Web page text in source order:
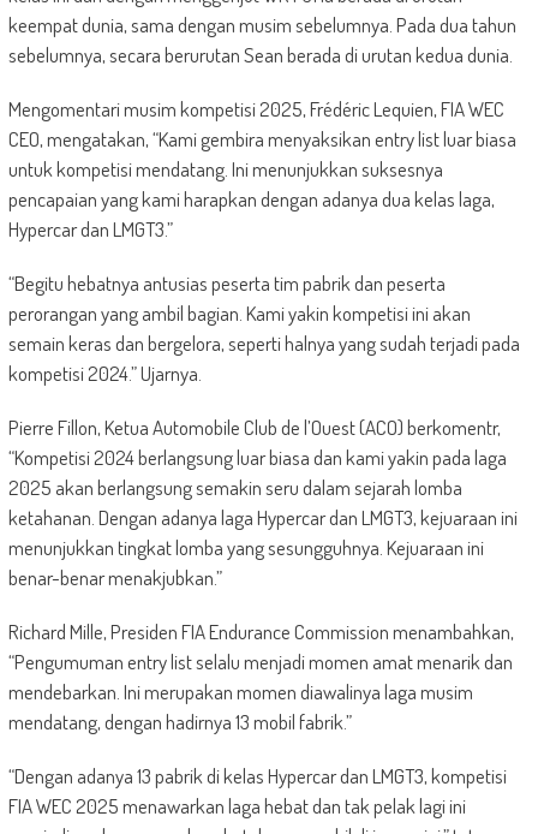
keempat dunia, sama dengan musim sebelumnya. Pada dua tahun
sebelumnya, secara berurutan Sean berada di urutan kedua dunia.
Mengomentari musim kompetisi 2025, Frédéric Lequien, FIA WEC
CEO, mengatakan, “Kami gembira menyaksikan entry list luar biasa
untuk kompetisi mendatang. Ini menunjukkan suksesnya
pencapaian yang kami harapkan dengan adanya dua kelas laga,
Hypercar dan LMGT3.”
“Begitu hebatnya antusias peserta tim pabrik dan peserta
perorangan yang ambil bagian. Kami yakin kompetisi ini akan
semain keras dan bergelora, seperti halnya yang sudah terjadi pada
kompetisi 2024.” Ujarnya.
Pierre Fillon, Ketua Automobile Club de l’Ouest (ACO) berkomentr,
“Kompetisi 2024 berlangsung luar biasa dan kami yakin pada laga
2025 akan berlangsung semakin seru dalam sejarah lomba
ketahanan. Dengan adanya laga Hypercar dan LMGT3, kejuaraan ini
menunjukkan tingkat lomba yang sesungguhnya. Kejuaraan ini
benar-benar menakjubkan.”
Richard Mille, Presiden FIA Endurance Commission menambahkan,
“Pengumuman entry list selalu menjadi momen amat menarik dan
mendebarkan. Ini merupakan momen diawalinya laga musim
mendatang, dengan hadirnya 13 mobil fabrik.”
“Dengan adanya 13 pabrik di kelas Hypercar dan LMGT3, kompetisi
FIA WEC 2025 menawarkan laga hebat dan tak pelak lagi ini